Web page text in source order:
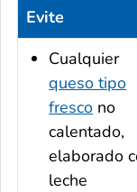
Evite
Cualquier
queso tipo
fresco no
calentado,
elaborado
leche